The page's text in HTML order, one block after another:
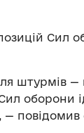
Сил
штурмів —
оборони
—